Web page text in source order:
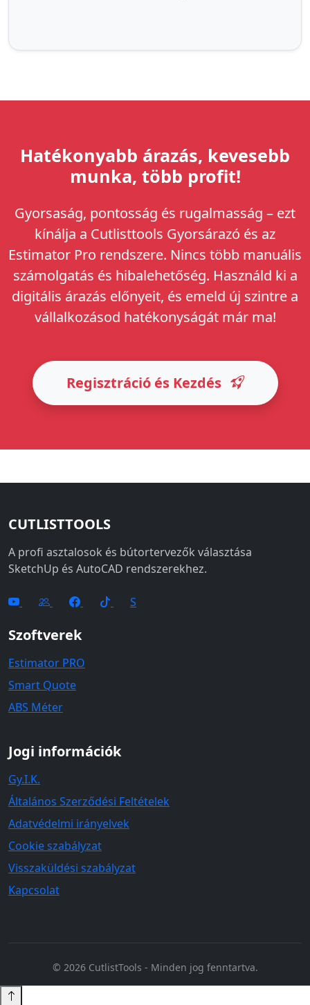
Hatékonyabb árazás, kevesebb
munka, több profit!
Gyorsaság, pontosság és rugalmasság – ezt
kínálja a Cutlisttools Gyorsárazó és az
Estimator Pro rendszere. Nincs több manuális
számolgatás és hibalehetőség. Használd ki a
digitális árazás előnyeit, és emeld új szintre a
vállalkozásod hatékonyságát már ma!
Regisztráció és Kezdés
CUTLISTTOOLS
A profi asztalosok és bútortervezők választása
SketchUp és AutoCAD rendszerekhez.
S
Szoftverek
Estimator PRO
Smart Quote
ABS Méter
Jogi információk
Gy.I.K.
Általános Szerződési Feltételek
Adatvédelmi irányelvek
Cookie szabályzat
Visszaküldési szabályzat
Kapcsolat
© 2026 CutlistTools - Minden jog fenntartva.